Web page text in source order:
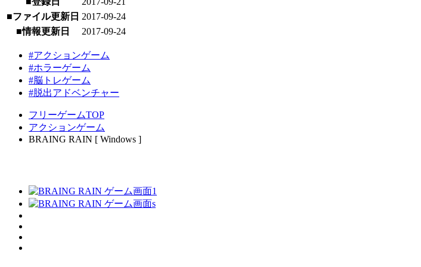
■ファイル更新日 2017-09-24
■情報更新日
2017-09-24
#アクションゲーム
#ホラーゲーム
#脳トレゲーム
#脱出アドベンチャー
フリーゲームTOP
アクションゲーム
BRAING RAIN [ Windows ]